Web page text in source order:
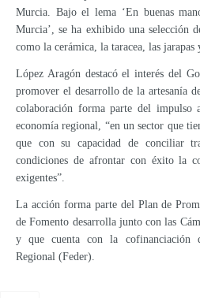
Murcia. Bajo el lema ‘En buenas
Murcia’, se ha exhibido una selección
como la cerámica, la taracea, las jarapas
López Aragón destacó el interés del
promover el desarrollo de la artesanía
colaboración forma parte del impulso
economía regional, “en un sector que
que con su capacidad de conciliar
condiciones de afrontar con éxito la
exigentes”.
La acción forma parte del Plan de
de Fomento desarrolla junto con las
y que cuenta con la cofinanciación
Regional (Feder).